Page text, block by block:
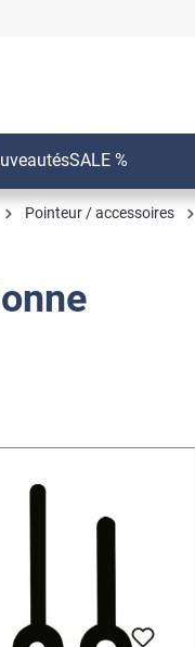
SALE %
Pointeur / accessoires